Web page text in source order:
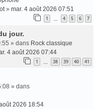
» mar. 4 août 2026 07:51
1 4 5 6 7
jour.
» dans Rock classique
4 août 2026 07:44
1 38 39 40 41
» dans
2026 18:54